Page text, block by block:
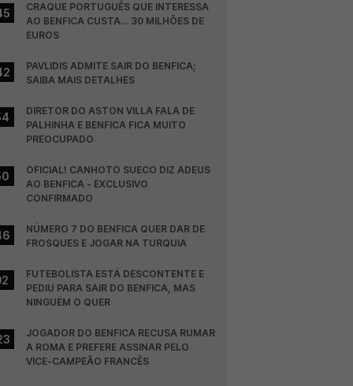
CRAQUE PORTUGUÊS QUE INTERESSA
AO BENFICA CUSTA… 30 MILHÕES DE
EUROS
PAVLIDIS ADMITE SAIR DO BENFICA;
SAIBA MAIS DETALHES
DIRETOR DO ASTON VILLA FALA DE
PALHINHA E BENFICA FICA MUITO
PREOCUPADO
OFICIAL! CANHOTO SUECO DIZ ADEUS
AO BENFICA - EXCLUSIVO
CONFIRMADO
NÚMERO 7 DO BENFICA QUER DAR DE
FROSQUES E JOGAR NA TURQUIA
FUTEBOLISTA ESTÁ DESCONTENTE E
PEDIU PARA SAIR DO BENFICA, MAS
NINGUÉM O QUER
JOGADOR DO BENFICA RECUSA RUMAR
A ROMA E PREFERE ASSINAR PELO
VICE-CAMPEÃO FRANCÊS